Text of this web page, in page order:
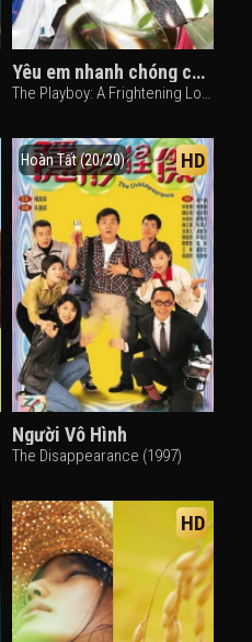
Yêu em nhanh chóng của Thời gian lang nhân
The Playboy: A Frightening Love (2017)
Hoàn Tất (20/20) HD
Người Vô Hình
The Disappearance (1997)
HD